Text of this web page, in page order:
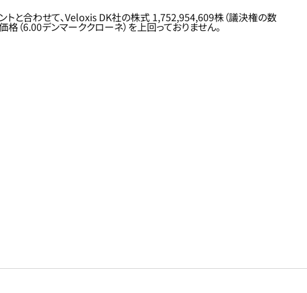
と合わせて、Veloxis DK社の株式 1,752,954,609株（議決権の数
（6.00デンマーククローネ）を上回っておりません。